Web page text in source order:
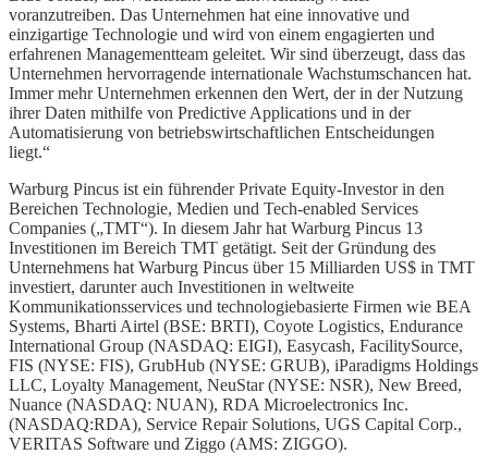
voranzutreiben. Das Unternehmen hat eine innovative und
einzigartige Technologie und wird von einem engagierten und
erfahrenen Managementteam geleitet. Wir sind überzeugt, dass das
Unternehmen hervorragende internationale Wachstumschancen hat.
Immer mehr Unternehmen erkennen den Wert, der in der Nutzung
ihrer Daten mithilfe von Predictive Applications und in der
Automatisierung von betriebswirtschaftlichen Entscheidungen
liegt.“
Warburg Pincus ist ein führender Private Equity-Investor in den
Bereichen Technologie, Medien und Tech-enabled Services
Companies („TMT“). In diesem Jahr hat Warburg Pincus 13
Investitionen im Bereich TMT getätigt. Seit der Gründung des
Unternehmens hat Warburg Pincus über 15 Milliarden US$ in TMT
investiert, darunter auch Investitionen in weltweite
Kommunikationsservices und technologiebasierte Firmen wie BEA
Systems, Bharti Airtel (BSE: BRTI), Coyote Logistics, Endurance
International Group (NASDAQ: EIGI), Easycash, FacilitySource,
FIS (NYSE: FIS), GrubHub (NYSE: GRUB), iParadigms Holdings
LLC, Loyalty Management, NeuStar (NYSE: NSR), New Breed,
Nuance (NASDAQ: NUAN), RDA Microelectronics Inc.
(NASDAQ:RDA), Service Repair Solutions, UGS Capital Corp.,
VERITAS Software und Ziggo (AMS: ZIGGO).